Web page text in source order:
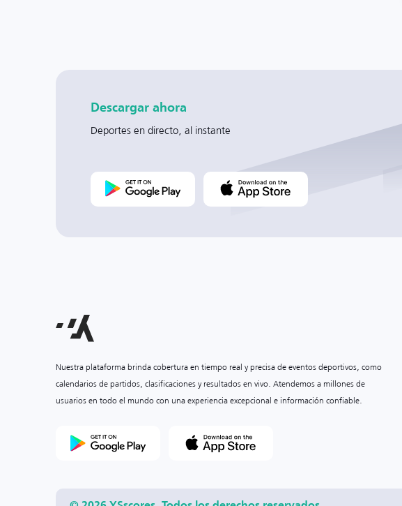
Descargar ahora
Deportes en directo, al instante
Nuestra plataforma brinda cobertura en tiempo real y precisa de eventos deportivos, como
calendarios de partidos, clasificaciones y resultados en vivo. Atendemos a millones de
usuarios en todo el mundo con una experiencia excepcional e información confiable.